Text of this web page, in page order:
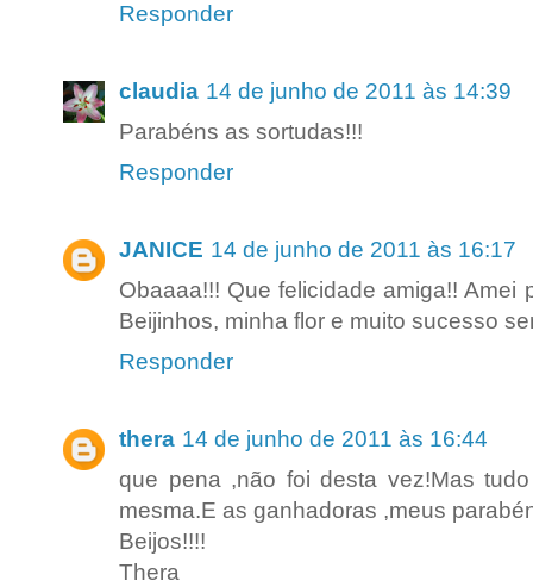
Responder
claudia 14 de junho de 2011 às 14:39
Parabéns as sortudas!!!
Responder
JANICE 14 de junho de 2011 às 16:17
Obaaaa!!! Que felicidade amiga!! Amei
Beijinhos, minha flor e muito sucesso
Responder
thera 14 de junho de 2011 às 16:44
que pena ,não foi desta vez!Mas
mesma.E as ganhadoras ,meus
Beijos!!!!
Thera